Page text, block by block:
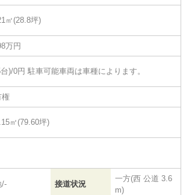
㎡(28.8坪)
万円
)/0円 駐車可能車両は車種によります。
権
㎡(79.60坪)
/- 接道状況
一方(西 公道 3.6
m)